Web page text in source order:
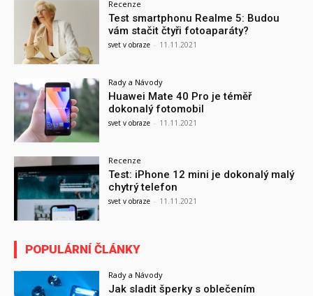
Recenze
Test smartphonu Realme 5: Budou
vám stačit čtyři fotoaparáty?
svet v obraze - 11.11.2021
Rady a Návody
Huawei Mate 40 Pro je téměř
dokonalý fotomobil
svet v obraze - 11.11.2021
Recenze
Test: iPhone 12 mini je dokonalý malý
chytrý telefon
svet v obraze - 11.11.2021
POPULÁRNÍ ČLÁNKY
Rady a Návody
Jak sladit šperky s oblečením